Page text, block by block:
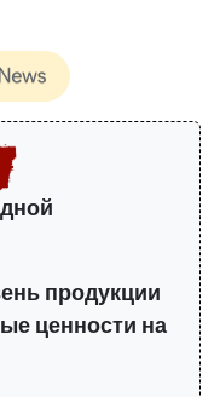
продукции
ценности на